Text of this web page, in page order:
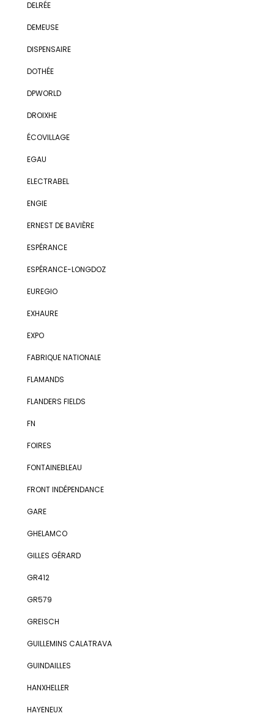
DELRÉE
DEMEUSE
DISPENSAIRE
DOTHÉE
DPWORLD
DROIXHE
ÉCOVILLAGE
EGAU
ELECTRABEL
ENGIE
ERNEST DE BAVIÈRE
ESPÉRANCE
ESPÉRANCE-LONGDOZ
EUREGIO
EXHAURE
EXPO
FABRIQUE NATIONALE
FLAMANDS
FLANDERS FIELDS
FN
FOIRES
FONTAINEBLEAU
FRONT INDÉPENDANCE
GARE
GHELAMCO
GILLES GÉRARD
GR412
GR579
GREISCH
GUILLEMINS CALATRAVA
GUINDAILLES
HANXHELLER
HAYENEUX